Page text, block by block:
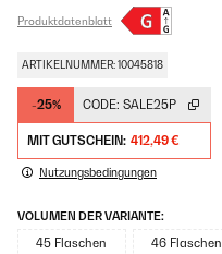
Produktdatenblatt
ARTIKELNUMMER: 10045818
-25% CODE: SALE25P
MIT GUTSCHEIN: 412,49 €
Nutzungsbedingungen
VOLUMEN DER VARIANTE:
45 Flaschen 46 Flaschen